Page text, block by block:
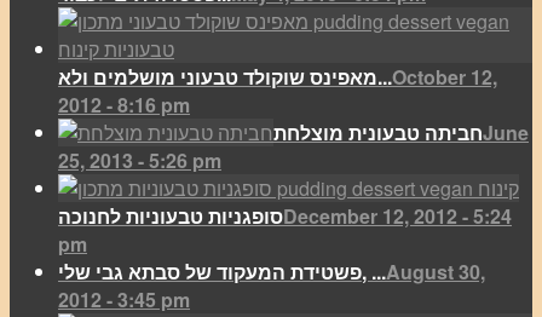
מאפינס שוקולד טבעוני מושלמים ולא...October 12,
2012 - 8:16 pm
חביתה טבעונית מוצלחתJune
25, 2013 - 5:26 pm
סופגניות טבעוניות לחנוכהDecember 12, 2012 - 5:24
pm
פשטידת המעקוד של סבתא גבי שלי, ...August 30,
2012 - 3:45 pm